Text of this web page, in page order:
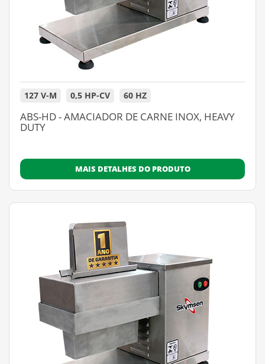
127 V-M 0,5 HP-CV 60 HZ
ABS-HD - AMACIADOR DE CARNE INOX, HEAVY
DUTY
MAIS DETALHES DO PRODUTO